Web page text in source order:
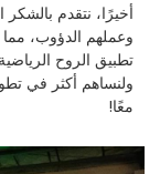
تطبيق الروح
معًا!